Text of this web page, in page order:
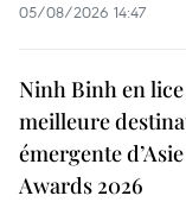
05/08/2026 14:47
Ninh Binh en
meilleure
émergente
Awards 2026